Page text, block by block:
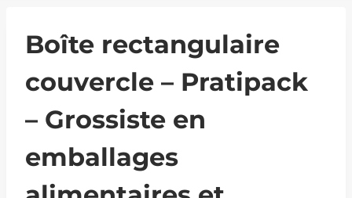
Boîte rectangulaire
couvercle – Pratipack
– Grossiste en
emballages